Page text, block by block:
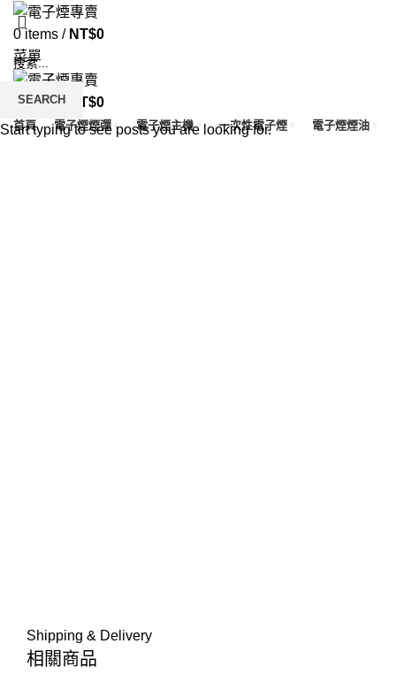
0 items / NT$0
菜單
0items / NT$0
首頁 電子煙煙彈 電子煙主機 一次性電子煙 電子煙煙油
Shipping & Delivery
相關商品
SEARCH
Start typing to see posts you are looking for.